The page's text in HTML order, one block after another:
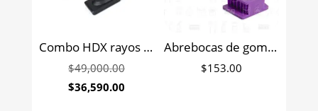
Combo HDX rayos X portátil Handy + Sensor radiovisiografo con capa de fibra óptica Handy
$49,000.00Original
$36,590.00
Abrebocas de goma autoclavable McKesson con 3 eyectores
$153.00